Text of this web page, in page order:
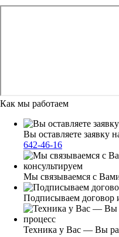
Как мы работаем
Вы оставляете заявку
642-46-16
Мы связываемся с
Подписываем договор
Техника у Вас — Вы